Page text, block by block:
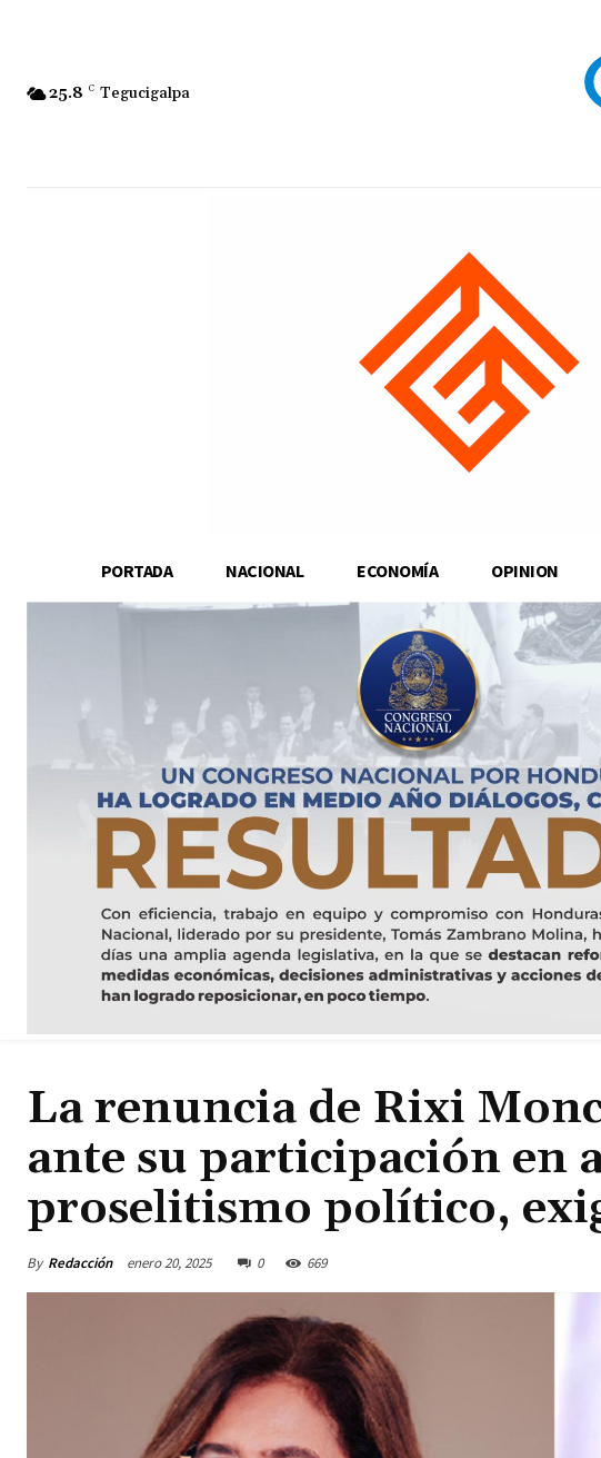
25.8 C Tegucigalpa
PORTADA NACIONAL ECONOMÍA OPINION
La renuncia de Rixi
ante su participación en
proselitismo político,
By Redacción enero 20, 2025 0 669